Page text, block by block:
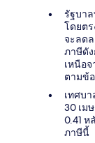
รัฐบาล
โดยต
จะลดล
ภาษีดั
เหนือ
ตามข้
เทศบ
30 เม
0.41 ห
ภาษีนี้